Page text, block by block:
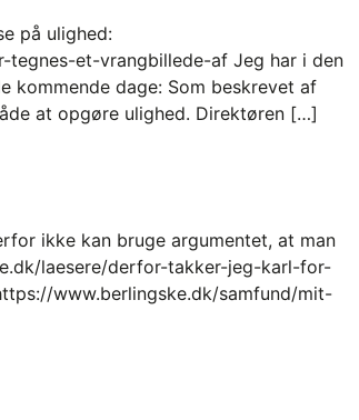
på ulighed:
et-vrangbillede-af Jeg har i den
kommende dage: Som beskrevet af
at opgøre ulighed. Direktøren […]
ikke kan bruge argumentet, at man
laesere/derfor-takker-jeg-karl-for-
www.berlingske.dk/samfund/mit-